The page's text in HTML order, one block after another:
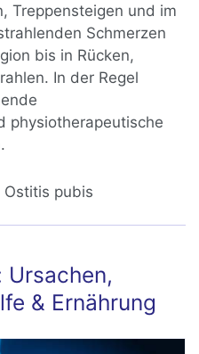
Treppensteigen und im
Schmerzen
bis in Rücken,
In der Regel
physiotherapeutische
pubis
Ursachen,
& Ernährung